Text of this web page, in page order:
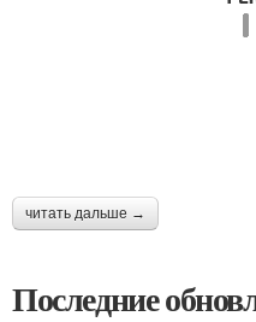
читать дальше →
Последние